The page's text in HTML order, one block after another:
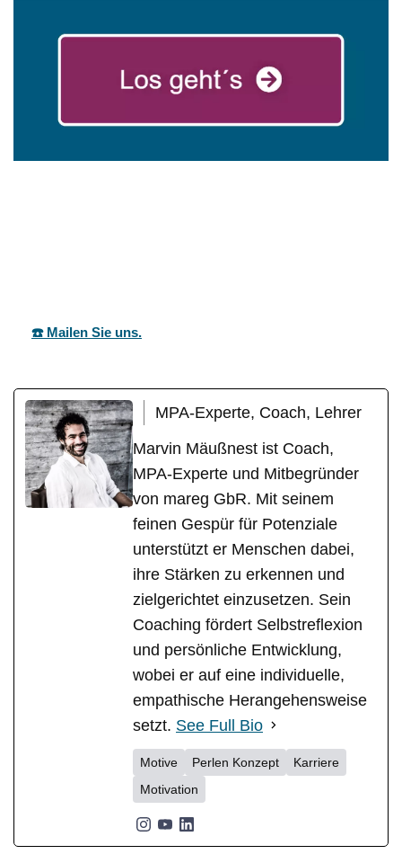
☎️ Mailen Sie uns.
MPA-Experte, Coach, Lehrer
Marvin Mäußnest ist Coach,
MPA-Experte und Mitbegründer
von mareg GbR. Mit seinem
feinen Gespür für Potenziale
unterstützt er Menschen dabei,
ihre Stärken zu erkennen und
zielgerichtet einzusetzen. Sein
Coaching fördert Selbstreflexion
und persönliche Entwicklung,
wobei er auf eine individuelle,
empathische Herangehensweise
setzt. See Full Bio
Motive Perlen Konzept
Karriere
Motivation